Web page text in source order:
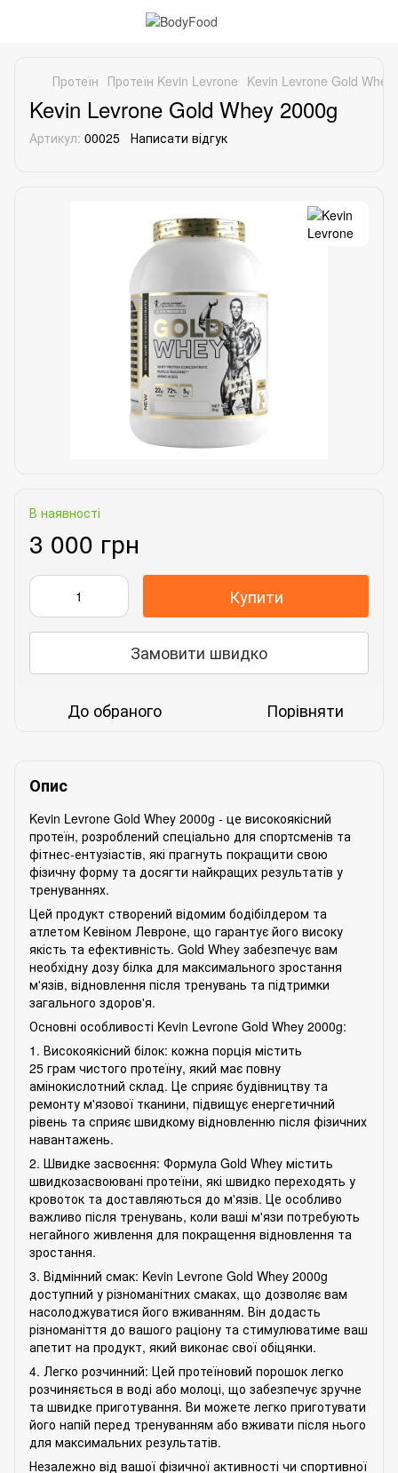
Протеїн Протеїн Kevin Levrone Kevin Levrone Gold Whey
Kevin Levrone Gold Whey 2000g
Артикул: 00025 Написати відгук
В наявності
3 000 грн
Купити
Замовити швидко
До обраного Порівняти
Опис
Kevin Levrone Gold Whey 2000g - це високоякісний
протеїн, розроблений спеціально для спортсменів та
фітнес-ентузіастів, які прагнуть покращити свою
фізичну форму та досягти найкращих результатів у
тренуваннях.
Цей продукт створений відомим бодібілдером та
атлетом Кевіном Левроне, що гарантує його високу
якість та ефективність. Gold Whey забезпечує вам
необхідну дозу білка для максимального зростання
м'язів, відновлення після тренувань та підтримки
загального здоров'я.
Основні особливості Kevin Levrone Gold Whey 2000g:
1. Високоякісний білок: кожна порція містить
25 грам чистого протеїну, який має повну
амінокислотний склад. Це сприяє будівництву та
ремонту м'язової тканини, підвищує енергетичний
рівень та сприяє швидкому відновленню після фізичних
навантажень.
2. Швидке засвоєння: Формула Gold Whey містить
швидкозасвоювані протеїни, які швидко переходять у
кровоток та доставляються до м'язів. Це особливо
важливо після тренувань, коли ваші м'язи потребують
негайного живлення для покращення відновлення та
зростання.
3. Відмінний смак: Kevin Levrone Gold Whey 2000g
доступний у різноманітних смаках, що дозволяє вам
насолоджуватися його вживанням. Він додасть
різноманіття до вашого раціону та стимулюватиме ваш
апетит на продукт, який виконає свої обіцянки.
4. Легко розчинний: Цей протеїновий порошок легко
розчиняється в воді або молоці, що забезпечує зручне
та швидке приготування. Ви можете легко приготувати
його напій перед тренуванням або вживати після нього
для максимальних результатів.
Незалежно від вашої фізичної активності чи спортивної